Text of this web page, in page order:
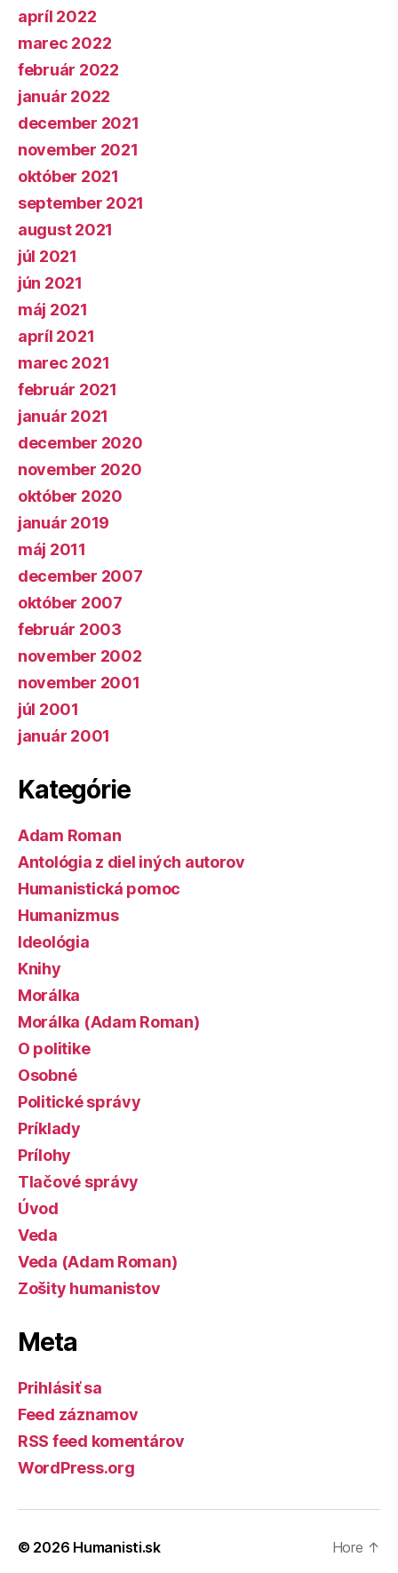
apríl 2022
marec 2022
február 2022
január 2022
december 2021
november 2021
október 2021
september 2021
august 2021
júl 2021
jún 2021
máj 2021
apríl 2021
marec 2021
február 2021
január 2021
december 2020
november 2020
október 2020
január 2019
máj 2011
december 2007
október 2007
február 2003
november 2002
november 2001
júl 2001
január 2001
Kategórie
Adam Roman
Antológia z diel iných autorov
Humanistická pomoc
Humanizmus
Ideológia
Knihy
Morálka
Morálka (Adam Roman)
O politike
Osobné
Politické správy
Príklady
Prílohy
Tlačové správy
Úvod
Veda
Veda (Adam Roman)
Zošity humanistov
Meta
Prihlásiť sa
Feed záznamov
RSS feed komentárov
WordPress.org
© 2026 Humanisti.sk
Hore ↑